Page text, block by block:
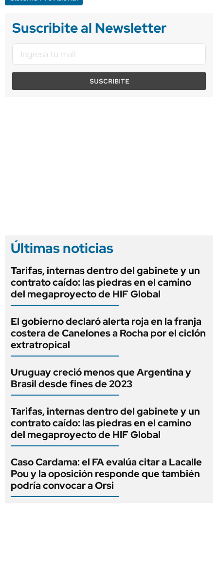
Suscribite al Newsletter
SUSCRIBITE
Últimas noticias
Tarifas, internas dentro del gabinete y un
contrato caído: las piedras en el camino
del megaproyecto de HIF Global
El gobierno declaró alerta roja en la franja
costera de Canelones a Rocha por el ciclón
extratropical
Uruguay creció menos que Argentina y
Brasil desde fines de 2023
Tarifas, internas dentro del gabinete y un
contrato caído: las piedras en el camino
del megaproyecto de HIF Global
Caso Cardama: el FA evalúa citar a Lacalle
Pou y la oposición responde que también
podría convocar a Orsi